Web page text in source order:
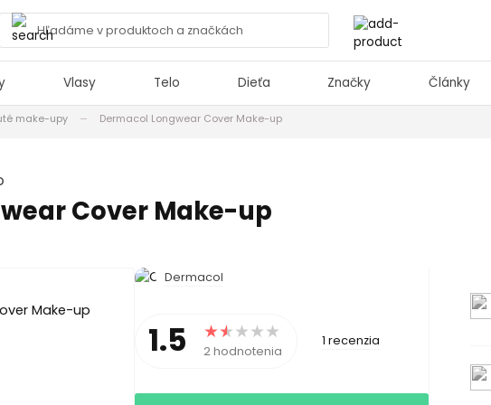
Vlasy Telo Dieťa Značky Články
make-upy Dermacol Longwear Cover Make-up
Cover Make-up
Dermacol
1.5 2 hodnotenia
1 recenzia